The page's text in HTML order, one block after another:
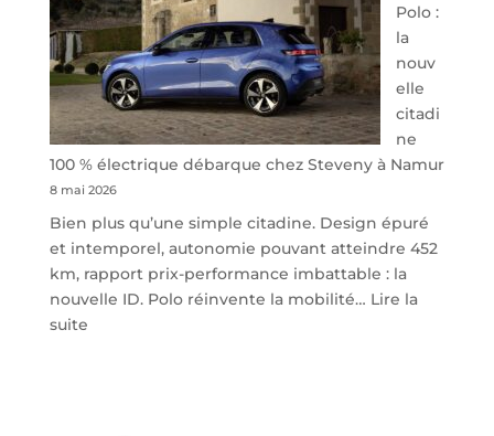
Polo :
la
nouv
elle
citadi
ne
100 % électrique débarque chez Steveny à Namur
8 mai 2026
Bien plus qu’une simple citadine. Design épuré
et intemporel, autonomie pouvant atteindre 452
km, rapport prix-performance imbattable : la
nouvelle ID. Polo réinvente la mobilité… Lire la
suite: